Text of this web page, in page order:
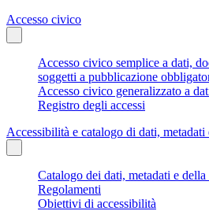
Accesso civico
Accesso civico semplice a dati,
soggetti a pubblicazione
Accesso civico generalizzato a
Registro degli accessi
Accessibilità e catalogo di dati, metadati
Catalogo dei dati, metadati e della
Regolamenti
Obiettivi di accessibilità